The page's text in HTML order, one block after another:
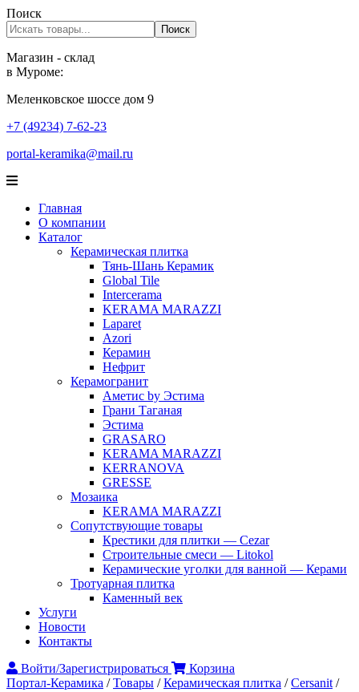
Поиск
Поиск
Магазин - склад
в Муроме:
Меленковское шоссе дом 9
+7 (49234) 7-62-23
portal-keramika@mail.ru
Главная
О компании
Каталог
Керамическая плитка
Тянь-Шань Керамик
Global Tile
Intercerama
KERAMA MARAZZI
Laparet
Аzori
Керамин
Нефрит
Керамогранит
Аметис by Эстима
Грани Таганая
Эстима
GRASARO
KERAMA MARAZZI
KERRANOVA
GRESSE
Мозаика
KERAMA MARAZZI
Сопутствующие товары
Крестики для плитки — Cezar
Строительные смеси — Litokol
Керамические уголки для ванной — Керами
Тротуарная плитка
Каменный век
Услуги
Новости
Контакты
Войти/Зарегистрироваться
Корзина
Портал-Керамика /Товары /Керамическая плитка /Cersanit /